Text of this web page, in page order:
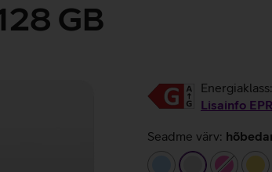
GB
Energiaklass:
Lisainfo
Seadme värv:
helesininehõbedane
roosa